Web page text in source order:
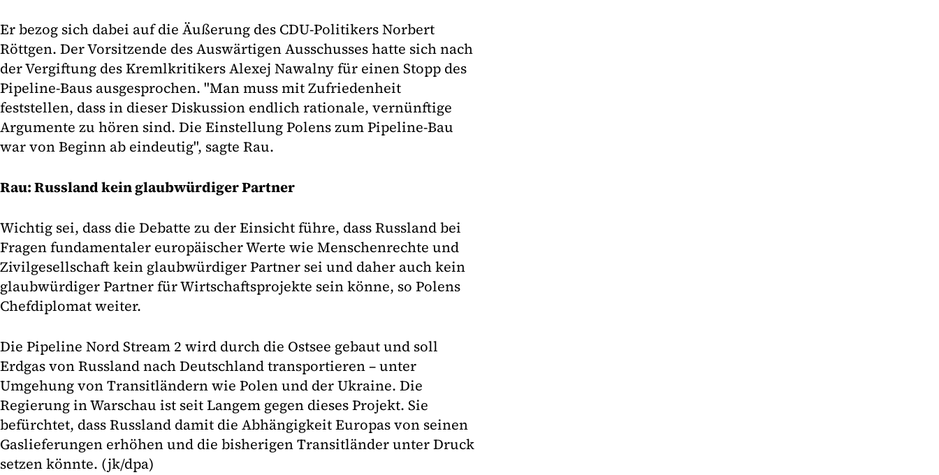
Er bezog sich dabei auf die Äußerung des CDU-Politikers Norbert
Röttgen. Der Vorsitzende des Auswärtigen Ausschusses hatte sich nach
der Vergiftung des Kremlkritikers Alexej Nawalny für einen Stopp des
Pipeline-Baus ausgesprochen. "Man muss mit Zufriedenheit
feststellen, dass in dieser Diskussion endlich rationale, vernünftige
Argumente zu hören sind. Die Einstellung Polens zum Pipeline-Bau
war von Beginn ab eindeutig", sagte Rau.
Rau: Russland kein glaubwürdiger Partner
Wichtig sei, dass die Debatte zu der Einsicht führe, dass Russland bei
Fragen fundamentaler europäischer Werte wie Menschenrechte und
Zivilgesellschaft kein glaubwürdiger Partner sei und daher auch kein
glaubwürdiger Partner für Wirtschaftsprojekte sein könne, so Polens
Chefdiplomat weiter.
Die Pipeline Nord Stream 2 wird durch die Ostsee gebaut und soll
Erdgas von Russland nach Deutschland transportieren – unter
Umgehung von Transitländern wie Polen und der Ukraine. Die
Regierung in Warschau ist seit Langem gegen dieses Projekt. Sie
befürchtet, dass Russland damit die Abhängigkeit Europas von seinen
Gaslieferungen erhöhen und die bisherigen Transitländer unter Druck
setzen könnte. (jk/dpa)